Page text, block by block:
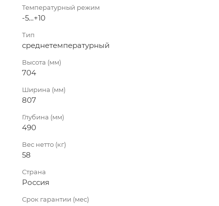
Температурный режим
-5…+10
Тип
среднетемпературный
Высота (мм)
704
Ширина (мм)
807
Глубина (мм)
490
Вес нетто (кг)
58
Страна
Россия
Срок гарантии (мес)